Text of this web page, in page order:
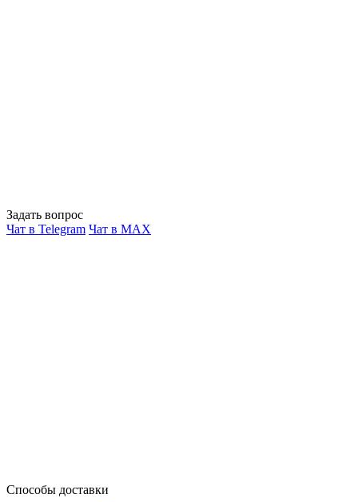
Задать вопрос
Чат в Telegram Чат в MAX
Способы доставки